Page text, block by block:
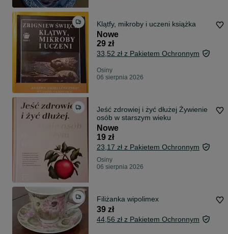
Klątfy, mikroby i uczeni książka
Nowe
29 zł
33,52 zł z Pakietem Ochronnym
Osiny
06 sierpnia 2026
Jeść zdrowiej i żyć dłużej Żywienie
osób w starszym wieku
Nowe
19 zł
23,17 zł z Pakietem Ochronnym
Osiny
06 sierpnia 2026
Filiżanka wipolimex
39 zł
44,56 zł z Pakietem Ochronnym